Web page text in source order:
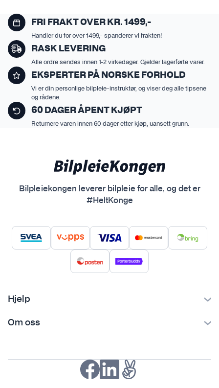
FRI FRAKT OVER KR. 1499,-
Handler du for over 1499,- spanderer vi frakten!
RASK LEVERING
Alle ordre sendes innen 1-2 virkedager. Gjelder lagerførte varer.
EKSPERTER PÅ NORSKE FORHOLD
Vi er din personlige bilpleie-instruktør, og viser deg alle tipsene
og rådene.
60 DAGER ÅPENT KJØPT
Returnere varen innen 60 dager etter kjøp, uansett grunn.
Bilpleiekongen leverer bilpleie for alle, og det er
#HeltKonge
Hjelp
Ofte stilte spørsmål
Om oss